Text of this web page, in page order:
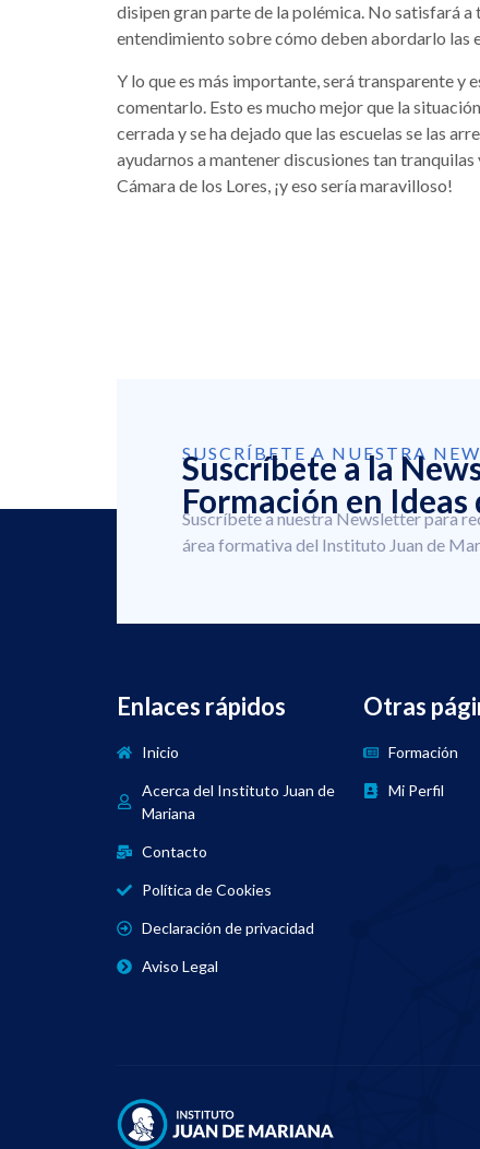
disipen gran parte de la polémica. No satisfará
entendimiento sobre cómo deben abordarlo las
Y lo que es más importante, será transparente y
comentarlo. Esto es mucho mejor que la
cerrada y se ha dejado que las escuelas se las
ayudarnos a mantener discusiones tan
Cámara de los Lores, ¡y eso sería maravilloso!
SUSCRÍBETE A NUESTRA
Suscríbete a la
Formación en
Suscríbete a nuestra Newsletter para
área formativa del Instituto Juan de
Enlaces rápidos
Inicio
Acerca del Instituto Juan de
Mariana
Contacto
Política de Cookies
Declaración de privacidad
Aviso Legal
Otras
Formación
Mi Perfil